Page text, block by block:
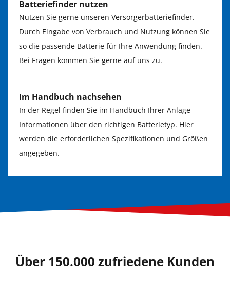
Batteriefinder nutzen
Nutzen Sie gerne unseren Versorgerbatteriefinder.
Durch Eingabe von Verbrauch und Nutzung können Sie
so die passende Batterie für Ihre Anwendung finden.
Bei Fragen kommen Sie gerne auf uns zu.
Im Handbuch nachsehen
In der Regel finden Sie im Handbuch Ihrer Anlage
Informationen über den richtigen Batterietyp. Hier
werden die erforderlichen Spezifikationen und Größen
angegeben.
Über 150.000 zufriedene Kunden